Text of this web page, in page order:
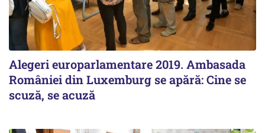
Alegeri europarlamentare 2019. Ambasada
României din Luxemburg se apără: Cine se
scuză, se acuză